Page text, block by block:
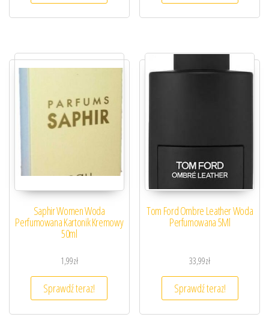
Saphir Women Woda
Perfumowana Kartonik Kremowy
50ml
1,99zł
Sprawdź teraz!
Tom Ford Ombre Leather Woda
Perfumowana 5Ml
33,99zł
Sprawdź teraz!